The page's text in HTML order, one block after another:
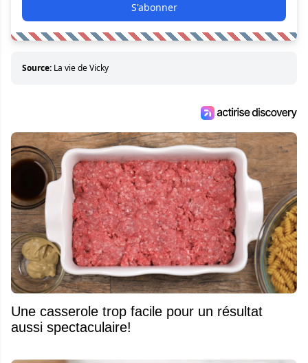
S'abonner
Source: La vie de Vicky
Une casserole trop facile pour un résultat
aussi spectaculaire!